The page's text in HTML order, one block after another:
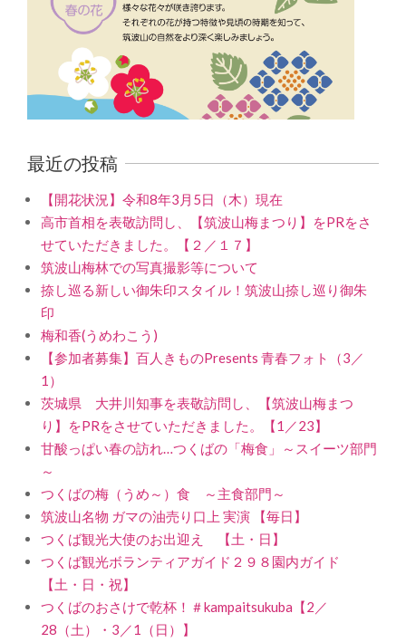
最近の投稿
【開花状況】令和8年3月5日（木）現在
高市首相を表敬訪問し、【筑波山梅まつり】をPRをさ
せていただきました。【２／１７】
筑波山梅林での写真撮影等について
捺し巡る新しい御朱印スタイル！筑波山捺し巡り御朱
印
梅和香(うめわこう)
【参加者募集】百人きものPresents 青春フォト（3／
1）
茨城県 大井川知事を表敬訪問し、【筑波山梅まつ
り】をPRをさせていただきました。【1／23】
甘酸っぱい春の訪れ…つくばの「梅食」～スイーツ部門
～
つくばの梅（うめ～）食 ～主食部門～
筑波山名物 ガマの油売り口上 実演 【毎日】
つくば観光大使のお出迎え 【土・日】
つくば観光ボランティアガイド２９８園内ガイド
【土・日・祝】
つくばのおさけで乾杯！＃kampaitsukuba【2／
28（土）・3／1（日）】